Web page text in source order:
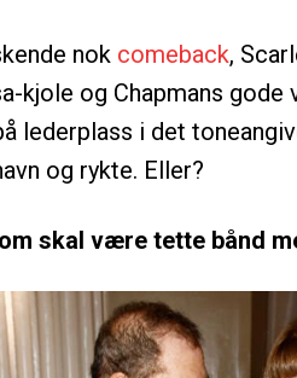
nok comeback,
kjole og Chapmans
lederplass i det
og rykte. Eller?
skal være tette bånd